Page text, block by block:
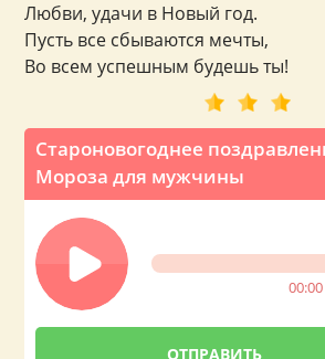
Староновогоднее
Мороза для мужчины
00:00
Любви, удачи в Новый год.
Пусть все сбываются мечты,
Во всем успешным будешь ты!